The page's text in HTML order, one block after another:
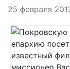
Информация о
25 февраля